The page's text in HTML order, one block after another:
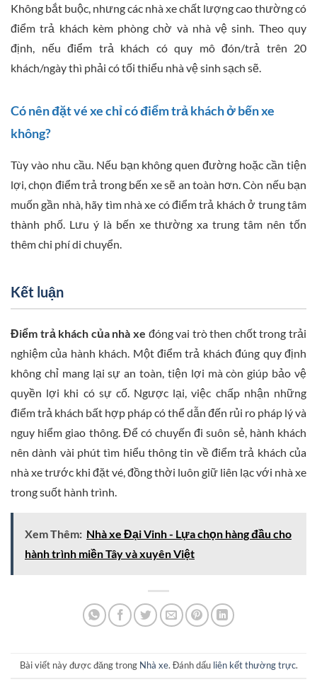
Không bắt buộc, nhưng các nhà xe chất lượng cao thường có
điểm trả khách kèm phòng chờ và nhà vệ sinh. Theo quy
định, nếu điểm trả khách có quy mô đón/trả trên 20
khách/ngày thì phải có tối thiểu nhà vệ sinh sạch sẽ.
Có nên đặt vé xe chỉ có điểm trả khách ở bến xe
không?
Tùy vào nhu cầu. Nếu bạn không quen đường hoặc cần tiện
lợi, chọn điểm trả trong bến xe sẽ an toàn hơn. Còn nếu bạn
muốn gần nhà, hãy tìm nhà xe có điểm trả khách ở trung tâm
thành phố. Lưu ý là bến xe thường xa trung tâm nên tốn
thêm chi phí di chuyển.
Kết luận
Điểm trả khách của nhà xe đóng vai trò then chốt trong trải
nghiệm của hành khách. Một điểm trả khách đúng quy định
không chỉ mang lại sự an toàn, tiện lợi mà còn giúp bảo vệ
quyền lợi khi có sự cố. Ngược lại, việc chấp nhận những
điểm trả khách bất hợp pháp có thể dẫn đến rủi ro pháp lý và
nguy hiểm giao thông. Để có chuyến đi suôn sẻ, hành khách
nên dành vài phút tìm hiểu thông tin về điểm trả khách của
nhà xe trước khi đặt vé, đồng thời luôn giữ liên lạc với nhà xe
trong suốt hành trình.
Xem Thêm: Nhà xe Đại Vinh - Lựa chọn hàng đầu cho
hành trình miền Tây và xuyên Việt
Bài viết này được đăng trong Nhà xe. Đánh dấu liên kết thường trực.